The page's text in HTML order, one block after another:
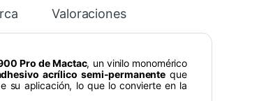
Valoraciones
Pro de Mactac, un vinilo monomérico
acrílico semi-permanente que
su aplicación, lo que lo convierte en la